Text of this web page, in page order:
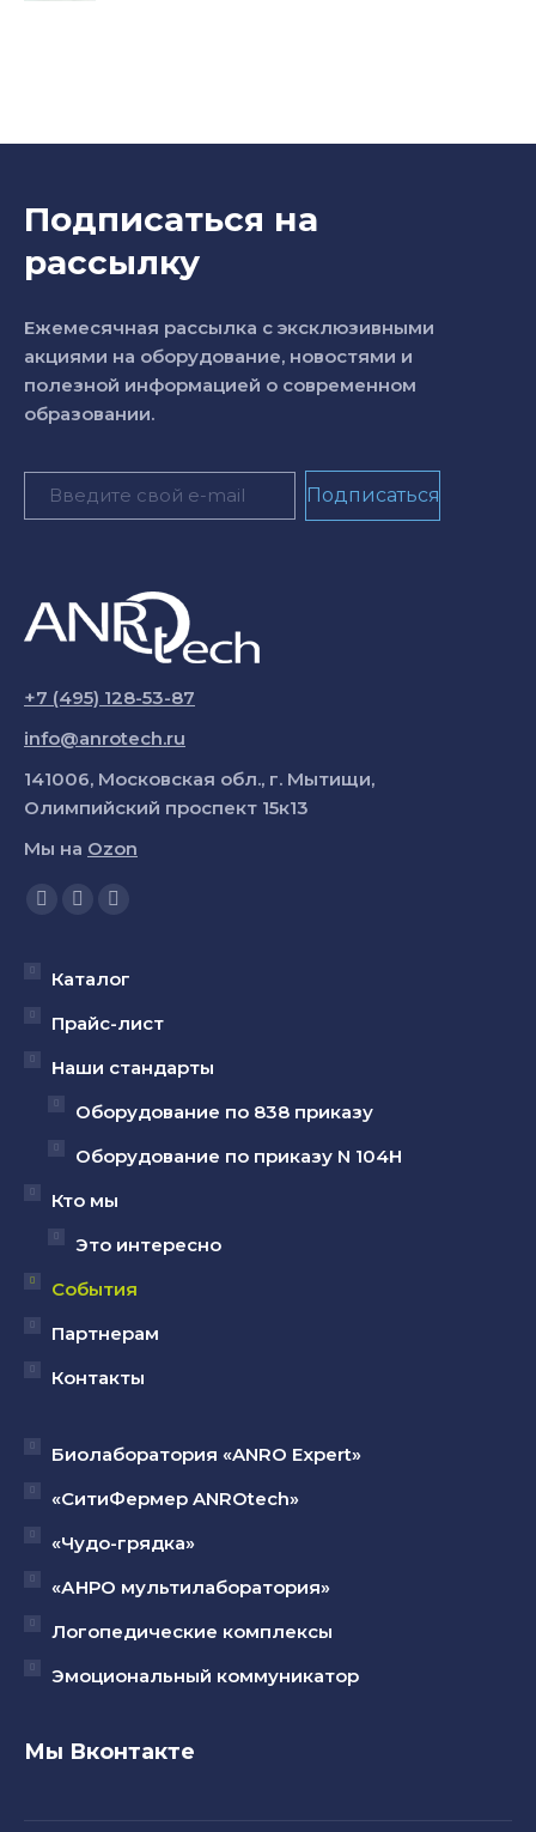
Подписаться на
рассылку
Ежемесячная рассылка с эксклюзивными
акциями на оборудование, новостями и
полезной информацией о современном
образовании.
+7 (495) 128-53-87
info@anrotech.ru
141006, Московская обл., г. Мытищи,
Олимпийский проспект 15к13
Мы на Ozon
Ищите нас:
Страница
открывается
новом
окне
Страница
открывается
новом
окне
Страница
открывается
новом
окне
Каталог
Прайс-лист
Наши стандарты
Оборудование по 838 приказу
Оборудование по приказу N 104Н
Кто мы
Это интересно
События
Партнерам
Контакты
Биолаборатория «ANRO Expert»
«СитиФермер ANROtech»
«Чудо-грядка»
«АНРО мультилаборатория»
Логопедические комплексы
Эмоциональный коммуникатор
Мы Вконтакте